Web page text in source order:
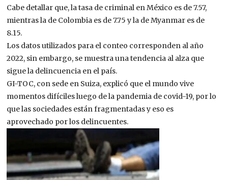
Cabe detallar que, la tasa de criminal en México es de 7.57,
mientras la de Colombia es de 7.75 y la de Myanmar es de
8.15.
Los datos utilizados para el conteo corresponden al año
2022, sin embargo, se muestra una tendencia al alza que
sigue la delincuencia en el país.
GI-TOC, con sede en Suiza, explicó que el mundo vive
momentos difíciles luego de la pandemia de covid-19, por lo
que las sociedades están fragmentadas y eso es
aprovechado por los delincuentes.